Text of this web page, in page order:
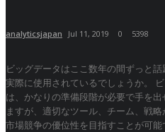
analyticsjapan Jul 11, 2019 0 5398
ビッグデータはここ数年の間ずっと
実際に使用されているでしょうか。
は、かなりの準備段階が必要で手を
ますが、適切なツール、チーム、戦
市場競争の優位性を目指すことが可能